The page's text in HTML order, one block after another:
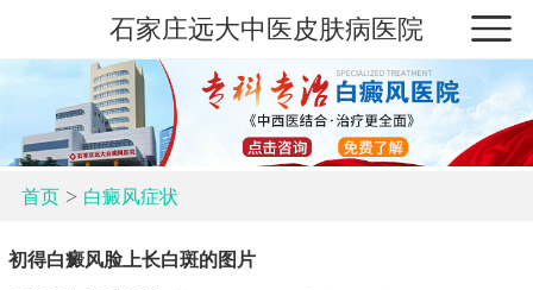
石家庄远大中医皮肤病医院
首页> 白癜风症状
初得白癜风脸上长白斑的图片